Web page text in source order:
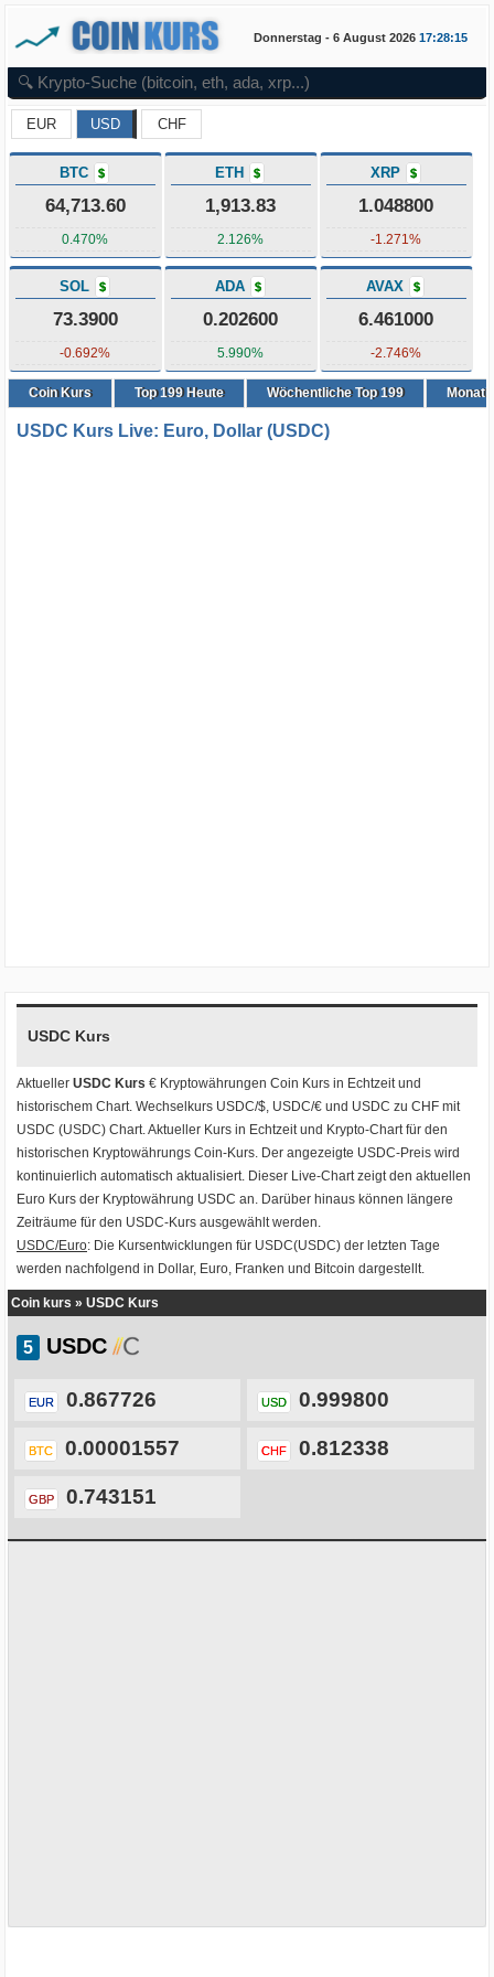
Donnerstag - 6 August 2026 17:28:15
EUR USD CHF
BTC $
64,713.60
0.470%
ETH $
1,913.83
2.126%
XRP $
1.048800
-1.271%
SOL $
73.3900
-0.692%
ADA $
0.202600
5.990%
AVAX $
6.461000
-2.746%
Coin Kurs Top199Heute Wöchentliche Top 199
USDC Kurs Live: Euro, Dollar (USDC)
USDC Kurs
Aktueller USDC Kurs € Kryptowährungen Coin Kurs in Echtzeit und
historischem Chart. Wechselkurs USDC/$, USDC/€ und USDC zu CHF mit
USDC (USDC) Chart. Aktueller Kurs in Echtzeit und Krypto-Chart für den
historischen Kryptowährungs Coin-Kurs. Der angezeigte USDC-Preis wird
kontinuierlich automatisch aktualisiert. Dieser Live-Chart zeigt den aktuellen
Euro Kurs der Kryptowährung USDC an. Darüber hinaus können längere
Zeiträume für den USDC-Kurs ausgewählt werden.
USDC/Euro: Die Kursentwicklungen für USDC(USDC) der letzten Tage
werden nachfolgend in Dollar, Euro, Franken und Bitcoin dargestellt.
Coin kurs » USDC Kurs
USDC
EUR 0.867726 USD 0.999800
BTC 0.00001557 CHF 0.812338
GBP 0.743151